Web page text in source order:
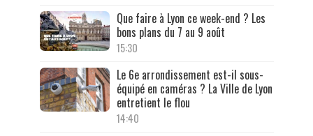
Que faire à Lyon ce week-end ? Les
bons plans du 7 au 9 août
15:30
Le 6e arrondissement est-il sous-
équipé en caméras ? La Ville de Lyon
entretient le flou
14:40